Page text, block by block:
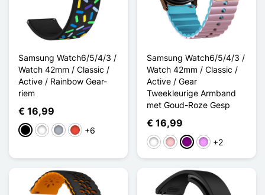
Samsung Watch6/5/4/3 /
Watch 42mm / Classic /
Active / Rainbow Gear-
riem
€ 16,99
ZwartWit GrijsRood+6
Samsung Watch6/5/4/3 /
Watch 42mm / Classic /
Active / Gear
Tweekleurige Armband
met Goud-Roze Gesp
€ 16,99
Wit RozePurperLicht Violet
+2